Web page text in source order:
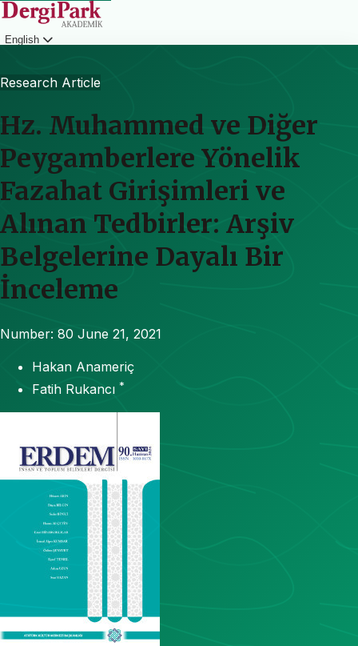
English
Research Article
Hz. Muhammed ve Diğer
Peygamberlere Yönelik
Fazahat Girişimleri ve
Alınan Tedbirler: Arşiv
Belgelerine Dayalı Bir
İnceleme
Number: 80 June 21, 2021
Hakan Anameriç
Fatih Rukancı *